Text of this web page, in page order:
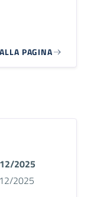
PAGINA
2025
2025